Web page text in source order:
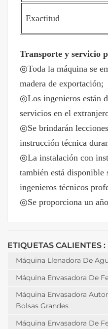
Exactitud
Transporte y servicio
◎Toda la máquina se
madera de exportación;
◎Los ingenieros están
servicios en el
◎Se brindarán
instrucción técnica
◎La instalación con
también está
ingenieros técnicos
◎Se proporciona un
ETIQUETAS CALIENTES :
Máquina Llenadora De
Máquina Envasadora De
Máquina Envasadora
Bolsas Grandes
Máquina Envasadora De